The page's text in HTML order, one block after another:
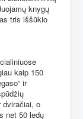
knygų
tris iššūkio
kaip 150
ir
dviračiai, o
net 50 ledų